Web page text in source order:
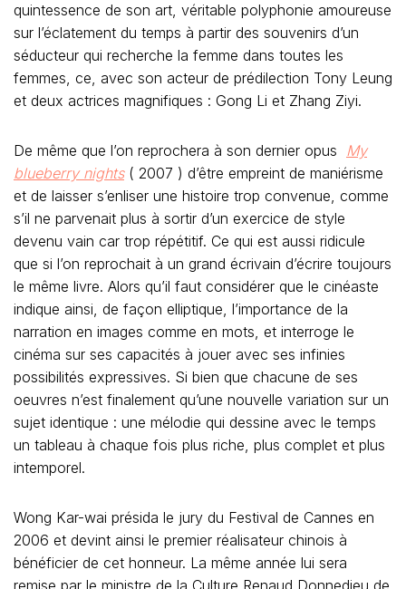
quintessence de son art, véritable polyphonie amoureuse
sur l’éclatement du temps à partir des souvenirs d’un
séducteur qui recherche la femme dans toutes les
femmes, ce, avec son acteur de prédilection Tony Leung
et deux actrices magnifiques : Gong Li et Zhang Ziyi.
De même que l’on reprochera à son dernier opus My
blueberry nights( 2007 ) d’être empreint de maniérisme
et de laisser s’enliser une histoire trop convenue, comme
s’il ne parvenait plus à sortir d’un exercice de style
devenu vain car trop répétitif. Ce qui est aussi ridicule
que si l’on reprochait à un grand écrivain d’écrire toujours
le même livre. Alors qu’il faut considérer que le cinéaste
indique ainsi, de façon elliptique, l’importance de la
narration en images comme en mots, et interroge le
cinéma sur ses capacités à jouer avec ses infinies
possibilités expressives. Si bien que chacune de ses
oeuvres n’est finalement qu’une nouvelle variation sur un
sujet identique : une mélodie qui dessine avec le temps
un tableau à chaque fois plus riche, plus complet et plus
intemporel.
Wong Kar-wai présida le jury du Festival de Cannes en
2006 et devint ainsi le premier réalisateur chinois à
bénéficier de cet honneur. La même année lui sera
remise par le ministre de la Culture Renaud Donnedieu de